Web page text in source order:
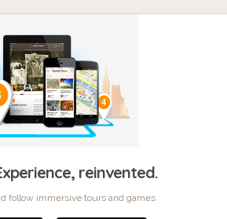
reinvented.
follow immersive tours and games